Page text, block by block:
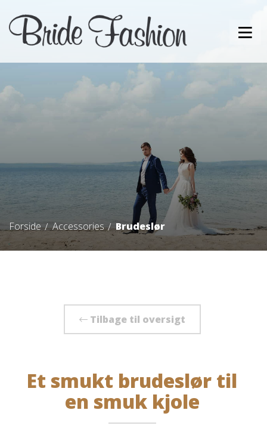
Forside Accessories Brudeslør
Tilbage til oversigt
Et smukt brudeslør til
en smuk kjole